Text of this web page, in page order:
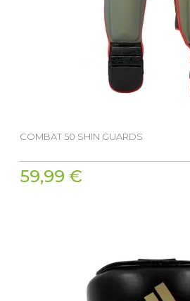
COMBAT 50 SHIN GUARDS
59,99 €